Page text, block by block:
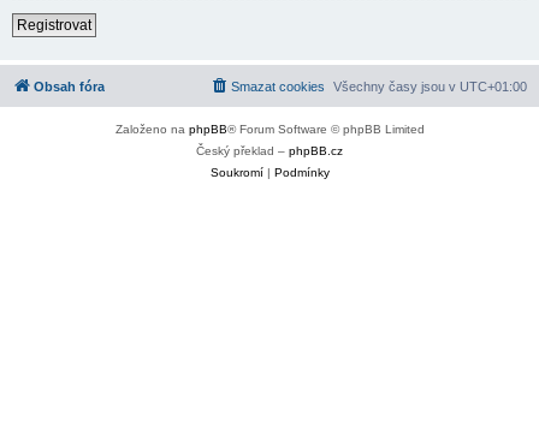
Registrovat
Obsah fóra Všechny časy jsou v UTC+01:00
Smazat cookies
Založeno na phpBB® Forum Software © phpBB Limited
Český překlad – phpBB.cz
Soukromí| Podmínky